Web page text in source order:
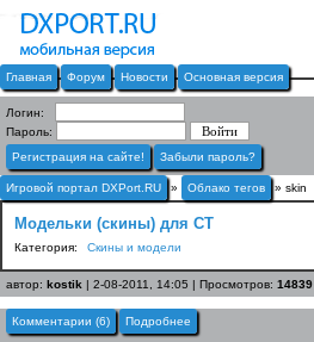
Главная Форум Новости Основная версия
Логин:
Пароль:
Регистрация на сайте!
Забыли пароль?
Игровой портал DXPort.RU » Облако тегов » skin
Модельки (скины) для CT
Категория: Скины и модели
автор: kostik | 2-08-2011, 14:05 | Просмотров: 14839
Комментарии (6) Подробнее